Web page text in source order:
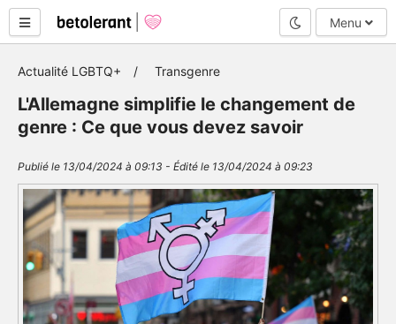
Mode nuit
Menu
Actualité LGBTQ+ Transgenre
L'Allemagne simplifie le changement de
genre : Ce que vous devez savoir
Publié le 13/04/2024 à 09:13 - Édité le 13/04/2024 à 09:23